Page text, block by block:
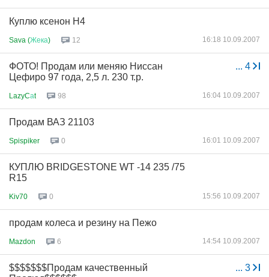
Куплю ксенон H4
Sava (Жека) 12 16:18 10.09.2007
... 4
ФОТО! Продам или меняю Ниссан
Цефиро 97 года, 2,5 л. 230 т.р.
LazyCаt 98 16:04 10.09.2007
Продам ВАЗ 21103
Spispiker 0 16:01 10.09.2007
КУПЛЮ BRIDGESTONE WT -14 235 /75
R15
Kiv70 0 15:56 10.09.2007
продам колеса и резину на Пежо
Mazdon 6 14:54 10.09.2007
... 3
$$$$$$$Продам качественный